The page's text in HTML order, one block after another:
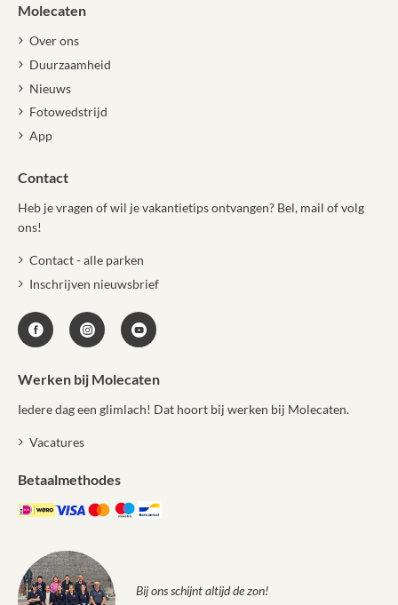
Molecaten
Over ons
Duurzaamheid
Nieuws
Fotowedstrijd
App
Contact
Heb je vragen of wil je vakantietips ontvangen? Bel, mail of volg
ons!
Contact - alle parken
Inschrijven nieuwsbrief
Werken bij Molecaten
Iedere dag een glimlach! Dat hoort bij werken bij Molecaten.
Vacatures
Betaalmethodes
Bij ons schijnt altijd de zon!